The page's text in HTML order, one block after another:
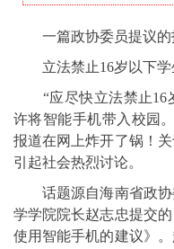
一篇政协委员提议的
立法禁止16岁以下学
“应尽快立法禁止16
许将智能手机带入校园
报道在网上炸开了锅！
引起社会热烈讨论。
话题源自海南省政协
学学院院长赵志忠提交
使用智能手机的建议》